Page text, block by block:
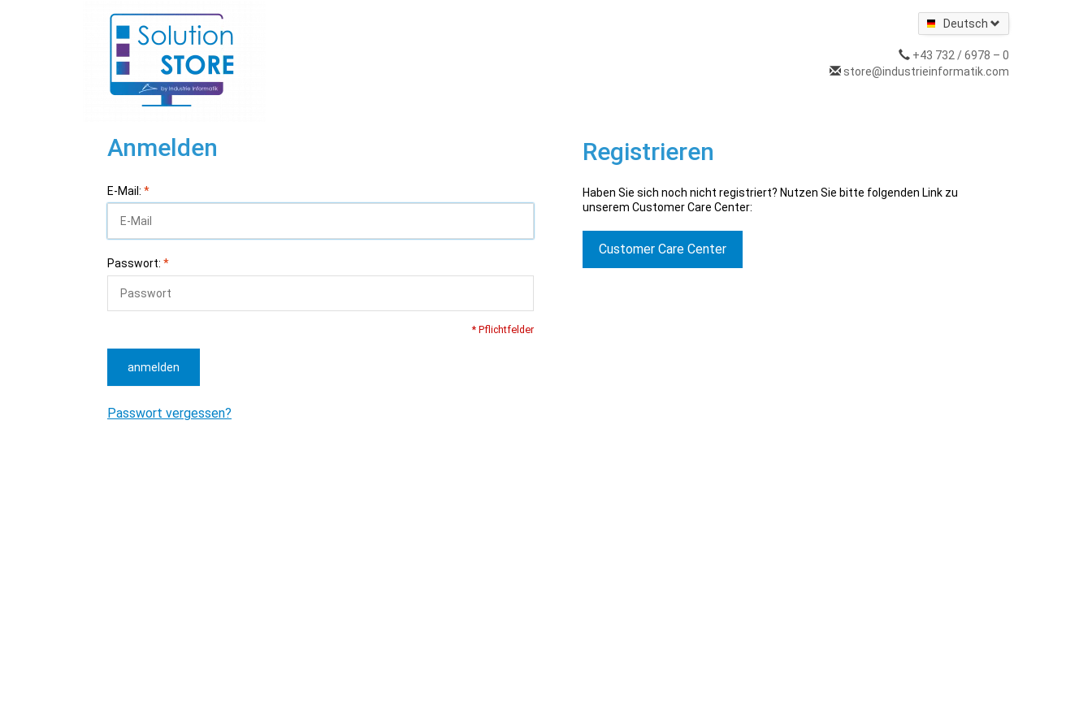
Deutsch
+43 732 / 6978 – 0
store@industrieinformatik.com
Anmelden
E-Mail: *
Passwort: *
* Pflichtfelder
Passwort vergessen?
anmelden
Registrieren
Haben Sie sich noch nicht registriert? Nutzen Sie bitte folgenden Link zu
unserem Customer Care Center:
Customer Care Center